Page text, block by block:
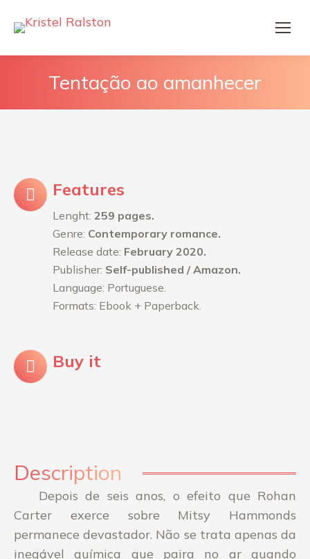
Tentação ao amanhecer
Features
Lenght: 259 pages.
Genre: Contemporary romance.
Release date: February 2020.
Publisher: Self-published / Amazon.
Language: Portuguese.
Formats: Ebook + Paperback.
Buy it
Description
Depois de seis anos, o efeito que Rohan
Carter exerce sobre Mitsy Hammonds
permanece devastador. Não se trata apenas da
inegável química que paira no ar quando